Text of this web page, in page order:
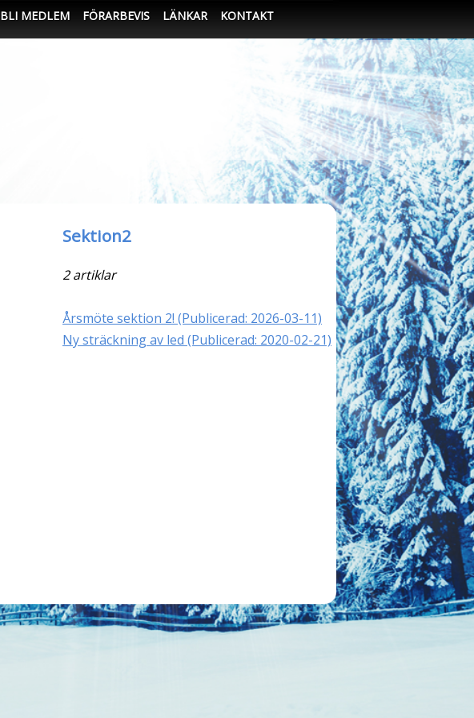
BLI MEDLEM FÖRARBEVIS LÄNKAR KONTAKT
Sektion2
2 artiklar
Årsmöte sektion 2! (Publicerad: 2026-03-11)
Ny sträckning av led (Publicerad: 2020-02-21)